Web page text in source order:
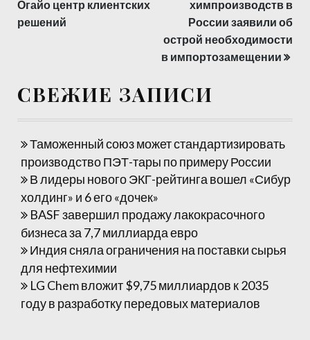
по
Огайо центр клиентских
решений
химпроизводств в
России заявили об
острой необходимости
в импортозамещении
СВЕЖИЕ ЗАПИСИ
Таможенный союз может стандартизировать
производство ПЭТ-тары по примеру России
В лидеры нового ЭКГ-рейтинга вошел «Сибур
холдинг» и 6 его «дочек»
BASF завершил продажу лакокрасочного
бизнеса за 7,7 миллиарда евро
Индия сняла ограничения на поставки сырья
для нефтехимии
LG Chem вложит $9,75 миллиардов к 2035
году в разработку передовых материалов